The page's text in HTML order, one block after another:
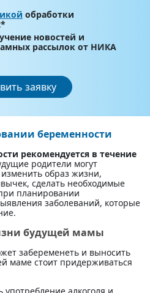
обработки
новостей и
рассылок от НИКА
заявку
беременности
рекомендуется в течение
родители могут
образ жизни,
сделать необходимые
планировании
заболеваний, которые
будущей мамы
забеременеть и выносить
маме стоит придерживаться